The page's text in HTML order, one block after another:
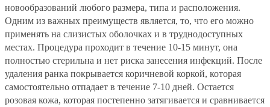
новообразований любого размера, типа и расположения.
Одним из важных преимуществ является, то, что его можно
применять на слизистых оболочках и в труднодоступных
местах. Процедура проходит в течение 10-15 минут, она
полностью стерильна и нет риска занесения инфекций. После
удаления ранка покрывается коричневой коркой, которая
самостоятельно отпадает в течение 7-10 дней. Остается
розовая кожа, которая постепенно затягивается и сравнивается